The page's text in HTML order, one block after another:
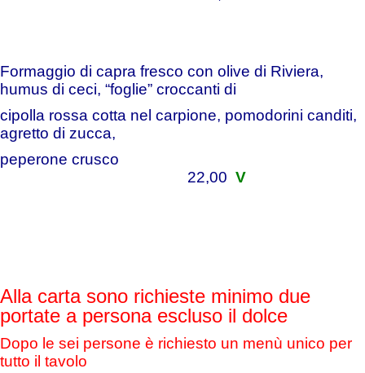
Formaggio di capra fresco con olive di Riviera,
humus di ceci, “foglie” croccanti di
cipolla rossa cotta nel carpione, pomodorini canditi,
agretto di zucca,
peperone crusco
22,00 V
Alla carta sono richieste minimo due
portate a persona escluso il dolce
Dopo le sei persone è richiesto un menù unico per
tutto il tavolo